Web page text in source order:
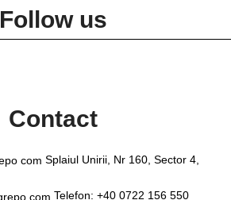
Follow us
Contact
Splaiul Unirii, Nr 160, Sector 4,
Telefon: +40 0722 156 550